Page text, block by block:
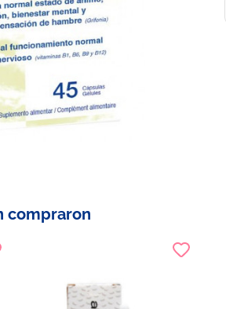
compraron